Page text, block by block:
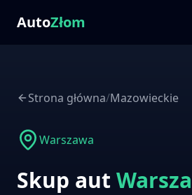
AutoZłom
Strona główna/Mazowieckie
Warszawa
Skup aut